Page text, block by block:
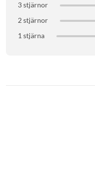
3 stjärnor
2 stjärnor
1 stjärna